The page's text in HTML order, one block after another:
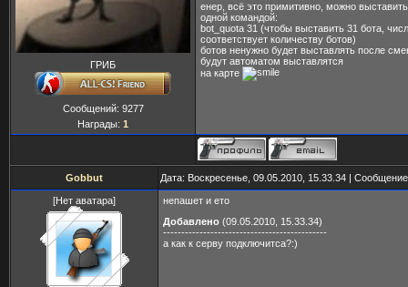
ГРИБ
Сообщений: 9277
Награды: 1
енер, всё это примитивно, можно
одной командой:
bot_quota 31 (чтобы выставить 31 бота,
соответствует количеству ботов)
ботов ненужно будет выставлять после
будут автоматом выставлятся
на карте
Gobbut Дата: Воскресенье, 09.05.2010, 15.33.34 |
[Нет аватара]
непашет и ето
Добавлено (09.05.2010, 15.33.34)
---------------------------------------------
а как к серву подключитса?:)